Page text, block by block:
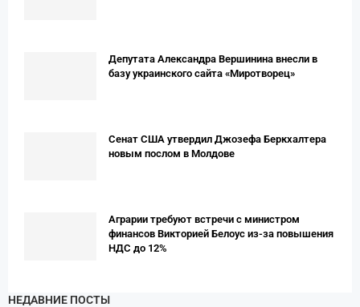
Депутата Александра Вершинина внесли в
базу украинского сайта «Миротворец»
Сенат США утвердил Джозефа Беркхалтера
новым послом в Молдове
Аграрии требуют встречи с министром
финансов Викторией Белоус из-за повышения
НДС до 12%
НЕДАВНИЕ ПОСТЫ